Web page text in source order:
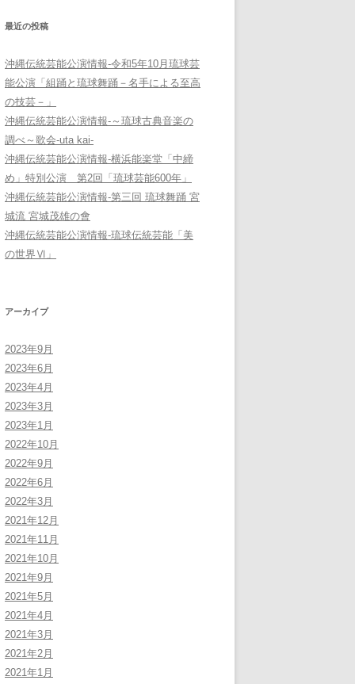
最近の投稿
沖縄伝統芸能公演情報-令和5年10月琉球芸
能公演「組踊と琉球舞踊－名手による至高
の技芸－」
沖縄伝統芸能公演情報-～琉球古典音楽の
調べ～歌会-uta kai-
沖縄伝統芸能公演情報-横浜能楽堂「中締
め」特別公演 第2回「琉球芸能600年」
沖縄伝統芸能公演情報-第三回 琉球舞踊 宮
城流 宮城茂雄の會
沖縄伝統芸能公演情報-琉球伝統芸能「美
の世界Ⅵ」
アーカイブ
2023年9月
2023年6月
2023年4月
2023年3月
2023年1月
2022年10月
2022年9月
2022年6月
2022年3月
2021年12月
2021年11月
2021年10月
2021年9月
2021年5月
2021年4月
2021年3月
2021年2月
2021年1月